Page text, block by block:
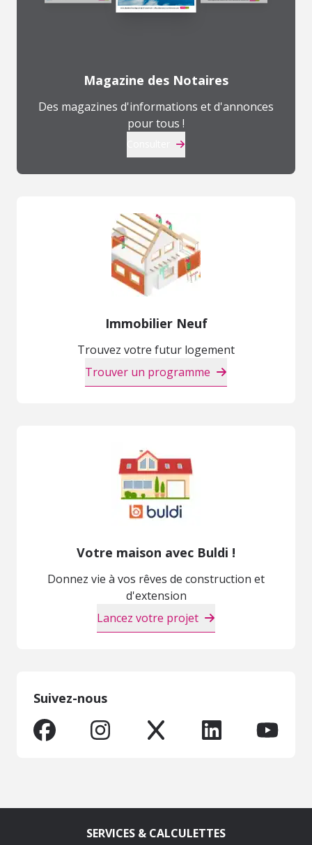
Magazine des Notaires
Des magazines d'informations et d'annonces
pour tous !
Immobilier Neuf
Trouvez votre futur logement
Trouver un programme
Votre maison avec Buldi !
Donnez vie à vos rêves de construction et
d'extension
Lancez votre projet
Suivez-nous
SERVICES & CALCULETTES